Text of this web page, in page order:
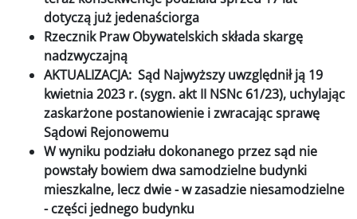
dotyczą już jedenaściorga
Rzecznik Praw Obywatelskich składa skargę
nadzwyczajną
AKTUALIZACJA: Sąd Najwyższy uwzględnił ją 19
kwietnia 2023 r. (sygn. akt II NSNc 61/23), uchylając
zaskarżone postanowienie i zwracając sprawę
Sądowi Rejonowemu
W wyniku podziału dokonanego przez sąd nie
powstały bowiem dwa samodzielne budynki
mieszkalne, lecz dwie - w zasadzie niesamodzielne
- części jednego budynku